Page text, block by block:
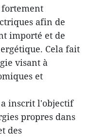
fortement
afin de
importé et de
Cela fait
visant à
et
inscrit l'objectif
propres dans
des